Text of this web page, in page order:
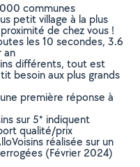
communes
petit village à la plus
de chez vous !
les 10 secondes, 3.6
an
différents, tout est
besoin aux plus grands
première réponse à
sur 5* indiquent
qualité/prix
réalisée sur un
(Février 2024)